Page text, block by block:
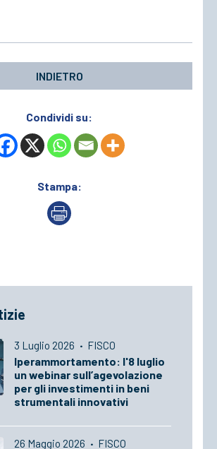
INDIETRO
Condividi su:
Stampa:
3 Luglio 2026 · FISCO
Iperammortamento: l'8 luglio
un webinar sull’agevolazione
per gli investimenti in beni
strumentali innovativi
26 Maggio 2026 · FISCO